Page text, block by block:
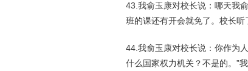
43.我俞玉康对校长说：哪天我
班的课还有开会就免了。校长听
44.我俞玉康对校长说：你作为
什么国家权力机关？不是的。”